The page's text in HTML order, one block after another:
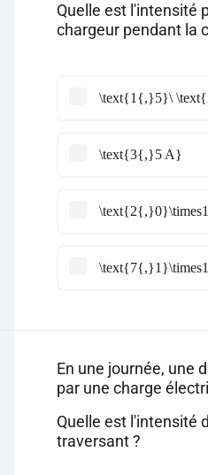
Quelle est l'intensité
chargeur pendant la
\text{1{,}5}\
\text{3{,}5 A}
En une journée, une
par une charge
Quelle est l'intensité
traversant ?